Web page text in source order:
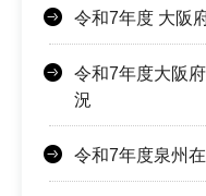
令和7年度 大阪
令和7年度大阪
況
令和7年度泉州